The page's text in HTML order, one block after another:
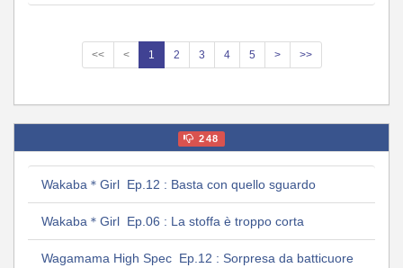
<< < 1 2 3 4 5 > >>
248
Wakaba＊Girl Ep.12 : Basta con quello sguardo
Wakaba＊Girl Ep.06 : La stoffa è troppo corta
Wagamama High Spec Ep.12 : Sorpresa da batticuore